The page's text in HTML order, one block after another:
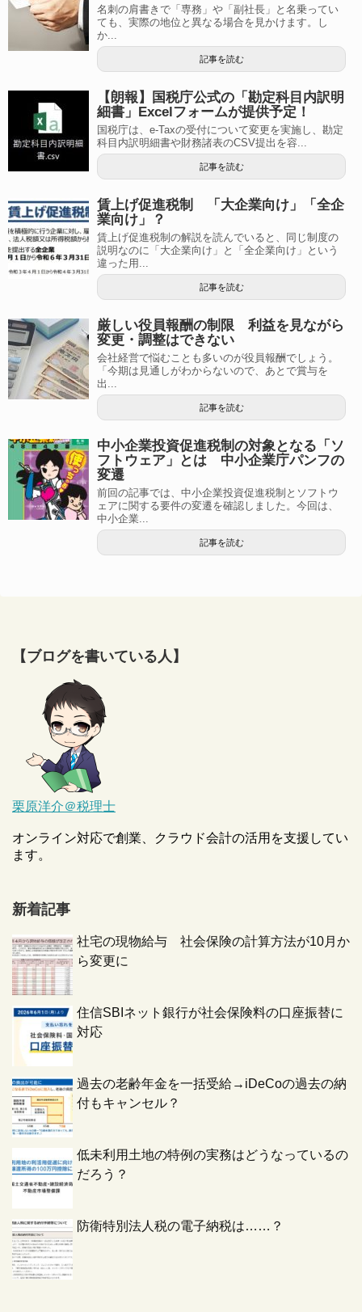
名刺の肩書きで「専務」や「副社長」と名乗ってい
ても、実際の地位と異なる場合を見かけます。し
か...
記事を読む
【朗報】国税庁公式の「勘定科目内訳明
細書」Excelフォームが提供予定！
国税庁は、e-Taxの受付について変更を実施し、勘定
科目内訳明細書や財務諸表のCSV提出を容...
記事を読む
賃上げ促進税制 「大企業向け」「全企
業向け」？
賃上げ促進税制の解説を読んでいると、同じ制度の
説明なのに「大企業向け」と「全企業向け」という
違った用...
記事を読む
厳しい役員報酬の制限 利益を見ながら
変更・調整はできない
会社経営で悩むことも多いのが役員報酬でしょう。
「今期は見通しがわからないので、あとで賞与を
出...
記事を読む
中小企業投資促進税制の対象となる「ソ
フトウェア」とは 中小企業庁パンフの
変遷
前回の記事では、中小企業投資促進税制とソフトウ
ェアに関する要件の変遷を確認しました。今回は、
中小企業...
記事を読む
【ブログを書いている人】
栗原洋介＠税理士
オンライン対応で創業、クラウド会計の活用を支援してい
ます。
新着記事
社宅の現物給与 社会保険の計算方法が10月か
ら変更に
住信SBIネット銀行が社会保険料の口座振替に
対応
過去の老齢年金を一括受給→iDeCoの過去の納
付もキャンセル？
低未利用土地の特例の実務はどうなっているの
だろう？
防衛特別法人税の電子納税は……？